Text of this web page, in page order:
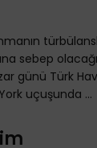
sebep
günü Türk
uçuşunda ...